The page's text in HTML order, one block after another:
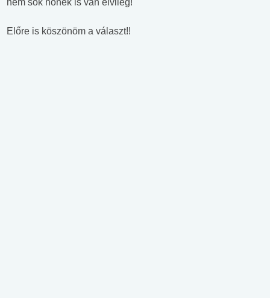
nem sok nőnek is van elvileg!
Előre is köszönöm a választ!!